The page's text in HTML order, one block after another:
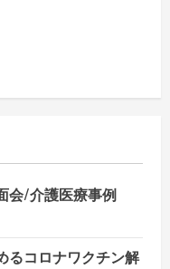
会/介護医療事例
るコロナワクチン解